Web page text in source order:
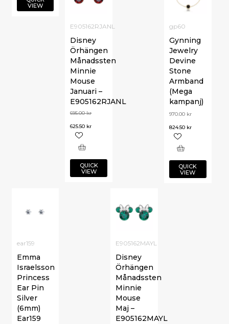
VIEW
gp60
Gynning
Jewelry
Devine
Stone
Armband
(Mega
kampanj)
970.00 kr
824.50 kr
QUICK
VIEW
E905162RJANL
Disney
Örhängen
Månadssten
Minnie
Mouse
Januari –
E905162RJANL
695.00kr
625.50 kr
QUICK
VIEW
E905162MAYL
Disney
Örhängen
Månadssten
Minnie
Mouse
Maj –
E905162MAYL
ear159
Emma
Israelsson
Princess
Ear Pin
Silver
(6mm)
Ear159